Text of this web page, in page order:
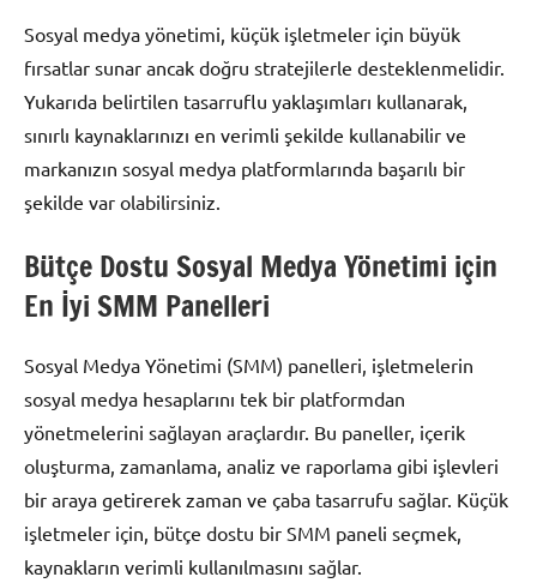
Sosyal medya yönetimi, küçük işletmeler için büyük
fırsatlar sunar ancak doğru stratejilerle desteklenmelidir.
Yukarıda belirtilen tasarruflu yaklaşımları kullanarak,
sınırlı kaynaklarınızı en verimli şekilde kullanabilir ve
markanızın sosyal medya platformlarında başarılı bir
şekilde var olabilirsiniz.
Bütçe Dostu Sosyal Medya Yönetimi için
En İyi SMM Panelleri
Sosyal Medya Yönetimi (SMM) panelleri, işletmelerin
sosyal medya hesaplarını tek bir platformdan
yönetmelerini sağlayan araçlardır. Bu paneller, içerik
oluşturma, zamanlama, analiz ve raporlama gibi işlevleri
bir araya getirerek zaman ve çaba tasarrufu sağlar. Küçük
işletmeler için, bütçe dostu bir SMM paneli seçmek,
kaynakların verimli kullanılmasını sağlar.